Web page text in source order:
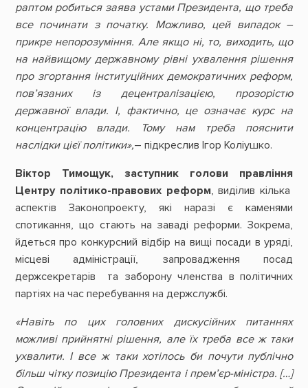
раптом робиться заява устами Президента, що треба
все починати з початку. Можливо, цей випадок –
прикре непорозуміння. Але якщо ні, то, виходить, що
на найвищому державному рівні ухвалення рішення
про згортання інституційних демократичних реформ,
пов’язаних із децентралізацією, прозорістю
державної влади. І, фактично, це означає курс на
концентрацію влади. Тому нам треба пояснити
наслідки цієї політики»,– підкреслив Ігор Коліушко.
Віктор Тимощук, заступник голови правління
Центру політико-правових реформ, виділив кілька
аспектів Законопроекту, які наразі є каменями
спотикання, що стають на заваді реформи. Зокрема,
йдеться про конкурсний відбір на вищі посади в уряді,
місцеві адміністрації, запровадження посад
держсекретарів та заборону членства в політичних
партіях на час перебування на держслужбі.
«Навіть по цих головних дискусійних питаннях
можливі прийнятні рішення, але їх треба все ж таки
ухвалити. І все ж таки хотілось би почути публічно
більш чітку позицію Президента і прем’єр-міністра. […]